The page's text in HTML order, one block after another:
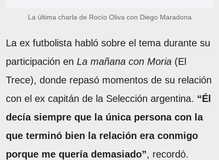
La última charla de Rocío Oliva con Diego Maradona
La ex futbolista habló sobre el tema durante su
participación en La mañana con Moria (El
Trece), donde repasó momentos de su relación
con el ex capitán de la Selección argentina. “Él
decía siempre que la única persona con la
que terminó bien la relación era conmigo
porque me quería demasiado”, recordó.